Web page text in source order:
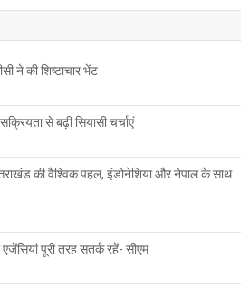
ने की शिष्टाचार भेंट
से बढ़ी सियासी चर्चाएं
की वैश्विक पहल, इंडोनेशिया और नेपाल के साथ
पूरी तरह सतर्क रहें- सीएम